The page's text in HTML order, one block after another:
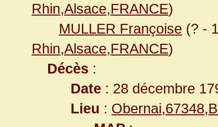
Rhin,Alsace,FRANCE)
MULLER Françoise (? -
Rhin,Alsace,FRANCE)
Décès :
Date : 28 décembre
Lieu :